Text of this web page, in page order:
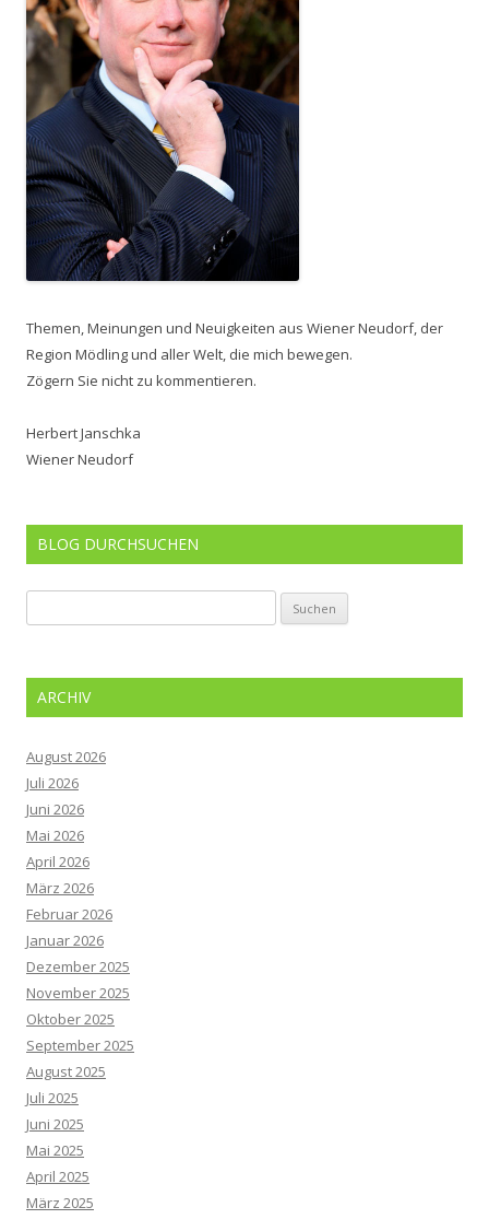
Themen, Meinungen und Neuigkeiten aus Wiener Neudorf, der
Region Mödling und aller Welt, die mich bewegen.
Zögern Sie nicht zu kommentieren.
Herbert Janschka
Wiener Neudorf
BLOG DURCHSUCHEN
nach:
ARCHIV
August 2026
Juli 2026
Juni 2026
Mai 2026
April 2026
März 2026
Februar 2026
Januar 2026
Dezember 2025
November 2025
Oktober 2025
September 2025
August 2025
Juli 2025
Juni 2025
Mai 2025
April 2025
März 2025